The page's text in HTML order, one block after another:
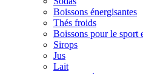
Boissons énergisantes
Thés froids
Boissons pour le sport
Sirops
Jus
Lait